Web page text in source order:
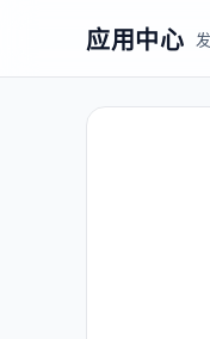
应用中心